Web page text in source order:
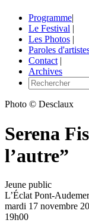
Programme|
Le Festival |
Les Photos |
Paroles
Contact |
Archives
Photo © Desclaux
Serena
l’autre”
Jeune public
L’Éclat Pont-Audemer
mardi 17 novembre
19h00